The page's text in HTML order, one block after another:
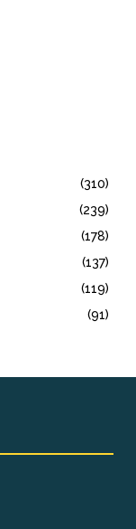
(310)
(239)
(178)
(137)
(119)
(91)